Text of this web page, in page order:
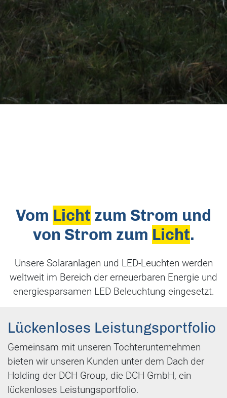
Vom Licht zum Strom und
von Strom zum Licht.
Unsere Solaranlagen und LED-Leuchten werden
weltweit im Bereich der erneuerbaren Energie und
energiesparsamen LED Beleuchtung eingesetzt.
Lückenloses Leistungs­portfolio
Gemeinsam mit unseren Tochterunternehmen
bieten wir unseren Kunden unter dem Dach der
Holding der DCH Group, die DCH GmbH, ein
lückenloses Leistungsportfolio.